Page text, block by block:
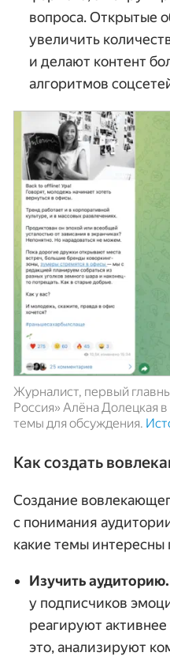
вопроса. Открытые
увеличить
и делают контент
алгоритмов
Журналист, первый
Россия» Алёна Долецкая в
темы для обсуждения.
Как создать
Создание
с понимания
какие темы интересны
Изучить аудиторию.
у подписчиков
реагируют
это, анализируют